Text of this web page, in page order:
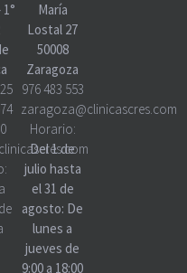
María
Lostal 27
50008
Zaragoza
976 483 553
zaragoza@clinicascres.com
Horario:
Del 1 de
julio hasta
el 31 de
agosto: De
lunes a
jueves de
9:00 a 18:00